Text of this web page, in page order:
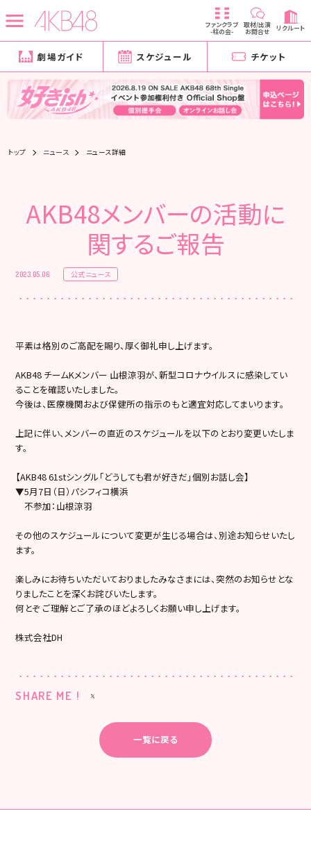
ファンクラブ
-柱の会-
取材/出演
お問合せ リクルート
劇場ガイド スケジュール チケット
トップ ニュース ニュース詳細
AKB48メンバーの活動に
関するご報告
2023.05.06 公式ニュース
平素は格別のご高配を賜り、厚く御礼申し上げます。
AKB48 チームKメンバー 山根涼羽が、新型コロナウイルスに感染してい
ることを確認いたしました。
今後は、医療機関および保健所の指示のもと適宜対応してまいります。
上記に伴い、メンバーの直近のスケジュールを以下のとおり変更いたしま
す。
【AKB48 61stシングル「どうしても君が好きだ」個別お話し会】
▼5月7日（日）パシフィコ横浜
不参加：山根涼羽
その他のスケジュールについて変更が生じる場合は、別途お知らせいたし
ます。
楽しみにお待ちいただいておりましたみなさまには、突然のお知らせとな
りましたことを深くお詫びいたします。
何とぞ ご理解とご了承のほどよろしくお願い申し上げます。
株式会社DH
SHARE ME !
一覧に戻る